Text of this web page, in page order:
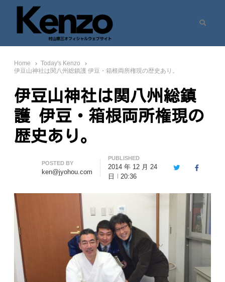
七転八起 – 村山憲三 Official Site
村山憲三ウェブサイト
Home
Today's Kenzo
伊豆山神社は関八州総鎮護 伊豆・箱根両所権現の歴史あり。
伊豆山神社は関八州総鎮
護 伊豆・箱根両所権現の
歴史あり。
Author
POSTED BY
ken@jyohou.com
PUBLISHED
2014 年 12 月 24
日
20:36
TwitterFacebook